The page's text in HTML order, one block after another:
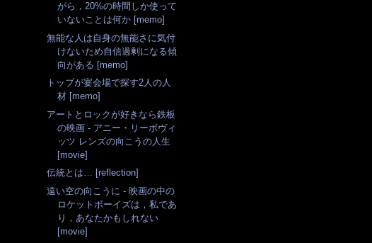
がら，20%の時間しか使って
いないことは何か [memo]
無能な人は自身の無能さに気付
けないため自信過剰になる傾
向がある [memo]
トップが宴会場で探す2人の人
材 [memo]
アートとロックが好きなら鉄板
の映画 - アニー・リーボヴィ
ッツ レンズの向こうの人生
[movie]
伝統とは… [reflection]
遠い空の向こうに - 映画の中の
ロケットボーイズは，私であ
り，あなたかもしれない
[movie]